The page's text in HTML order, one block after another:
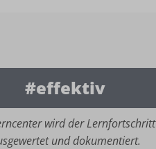
#effektiv
wird der Lernfortschritt
und dokumentiert.